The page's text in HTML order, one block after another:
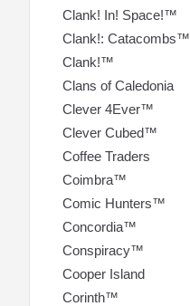
Clank! In! Space!™
Clank!: Catacombs™
Clank!™
Clans of Caledonia
Clever 4Ever™
Clever Cubed™
Coffee Traders
Coimbra™
Comic Hunters™
Concordia™
Conspiracy™
Cooper Island
Corinth™